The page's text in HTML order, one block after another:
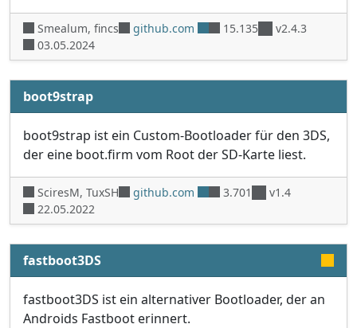
Smealum, fincs github.com 15.135
v2.4.3
03.05.2024
boot9strap
boot9strap ist ein Custom-Bootloader für den 3DS,
der eine boot.firm vom Root der SD-Karte liest.
SciresM, TuxSH github.com 3.701
v1.4
22.05.2022
fastboot3DS
fastboot3DS ist ein alternativer Bootloader, der an
Androids Fastboot erinnert.